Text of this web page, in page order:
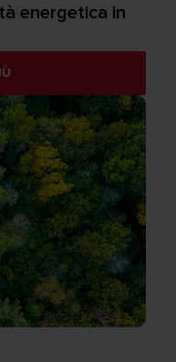
energetica in